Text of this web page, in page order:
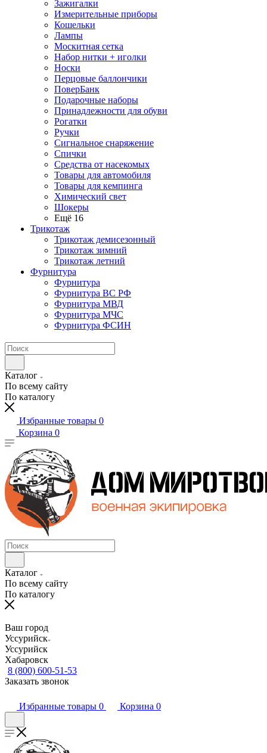
Зажигалки
Измерительные приборы
Кошельки
Лампы
Москитная сетка
Набор нитки + иголки
Носки
Перцовые баллончики
ПоверБанк
Подарочные наборы
Принадлежности для обуви
Рогатки
Ручки
Сигнальное снаряжение
Спички
Средства от насекомых
Товары для автомобиля
Товары для кемпинга
Химический свет
Шокеры
Ещё 16
Трикотаж
Трикотаж демисезонный
Трикотаж зимний
Трикотаж летний
Фурнитура
Фурнитура
Фурнитура ВС РФ
Фурнитура МВД
Фурнитура МЧС
Фурнитура ФСИН
Каталог
По всему сайту
По каталогу
Избранные товары 0
Корзина 0
Каталог
По всему сайту
По каталогу
Ваш город
Уссурийск
Уссурийск
Хабаровск
8 (800) 600-51-53
Заказать звонок
Избранные товары 0 Корзина 0